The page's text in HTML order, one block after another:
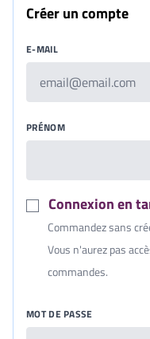
Créer un compte
E-MAIL
PRÉNOM
Connexion en
Commandez sans
Vous n'aurez pas
commandes.
MOT DE PASSE